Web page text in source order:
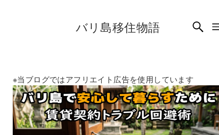
バリ島移住物語
※当ブログではアフリエイト広告を使用しています